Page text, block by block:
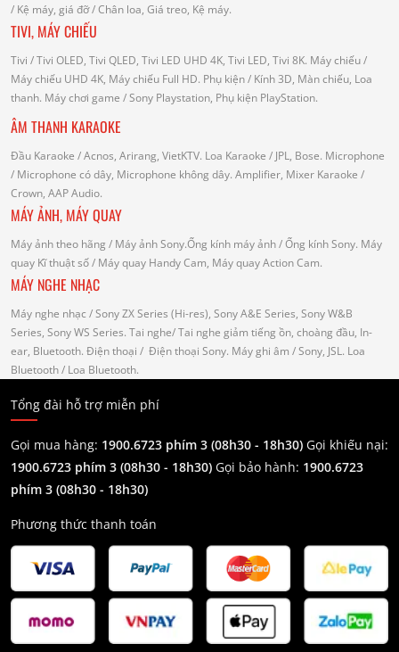
/ Kệ máy, giá đỡ/ Chân loa, Giá treo, Kệ máy.
TIVI, MÁY CHIẾU
Tivi / Tivi OLED, Tivi QLED, Tivi LED UHD 4K, Tivi LED, Tivi 8K. Máy chiếu/
Máy chiếu UHD 4K, Máy chiếu Full HD. Phụ kiện/ Kính 3D, Màn chiếu, Loa
thanh. Máy chơi game / Sony Playstation, Phụ kiện PlayStation.
ÂM THANH KARAOKE
Đầu Karaoke / Acnos, Arirang, VietKTV. Loa Karaoke / JPL, Bose. Microphone
/ Microphone có dây, Microphone không dây. Amplifier, Mixer Karaoke /
Crown, AAP Audio.
MÁY ẢNH, MÁY QUAY
Máy ảnh theo hãng / Máy ảnh Sony.Ống kính máy ảnh / Ống kính Sony. Máy
quay Kĩ thuật số/ Máy quay Handy Cam, Máy quay Action Cam.
MÁY NGHE NHẠC
Máy nghe nhạc / Sony ZX Series (Hi-res), Sony A&E Series, Sony W&B
Series, Sony WS Series. Tai nghe/ Tai nghe giảm tiếng ồn, choàng đầu, In-
ear, Bluetooth. Điện thoại / Điện thoại Sony. Máy ghi âm / Sony, JSL. Loa
Bluetooth/ Loa Bluetooth.
Tổng đài hỗ trợ miễn phí
Gọi mua hàng: 1900.6723 phím 3 (08h30 - 18h30) Gọi khiếu nại:
1900.6723 phím 3 (08h30 - 18h30) Gọi bảo hành: 1900.6723
phím 3 (08h30 - 18h30)
Phương thức thanh toán